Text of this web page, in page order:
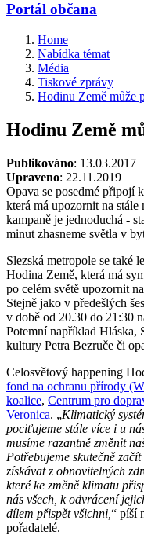
Portál občana
Home
Nabídka témat
Média
Tiskové zprávy
Hodinu Země může
Hodinu Země
Publikováno: 13.03.2017
Upraveno: 22.11.2019
Opava se posedmé připojí
která má upozornit na stále
kampaně je jednoduchá -
minut zhasneme světla v
Slezská metropole se také
Hodina Země, která má
po celém světě upozornit
Stejně jako v předešlých
v době od 20.30 do 21:30
Potemní například Hláska,
kultury Petra Bezruče či
Celosvětový happening
fond na ochranu přírody
koalice, Centrum pro
Veronica. „Klimatický
pociťujeme stále více i u
musíme razantně změnit
Potřebujeme skutečně
získávat z obnovitelných
které ke změně klimatu
nás všech, k odvrácení
dílem přispět všichni, “ píší
pořadatelé.